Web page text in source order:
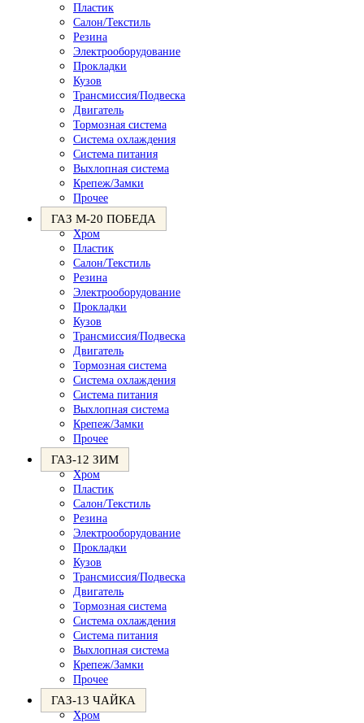
Пластик
Салон/Текстиль
Резина
Электрооборудование
Прокладки
Кузов
Трансмиссия/Подвеска
Двигатель
Тормозная система
Система охлаждения
Система питания
Выхлопная система
Крепеж/Замки
Прочее
ГАЗ М-20 ПОБЕДА
Хром
Пластик
Салон/Текстиль
Резина
Электрооборудование
Прокладки
Кузов
Трансмиссия/Подвеска
Двигатель
Тормозная система
Система охлаждения
Система питания
Выхлопная система
Крепеж/Замки
Прочее
ГАЗ-12 ЗИМ
Хром
Пластик
Салон/Текстиль
Резина
Электрооборудование
Прокладки
Кузов
Трансмиссия/Подвеска
Двигатель
Тормозная система
Система охлаждения
Система питания
Выхлопная система
Крепеж/Замки
Прочее
ГАЗ-13 ЧАЙКА
Хром